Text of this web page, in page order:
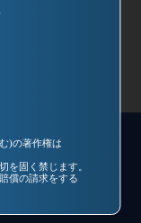
)の著作権は
を固く禁じます。
償の請求をする
ィ
会社概要